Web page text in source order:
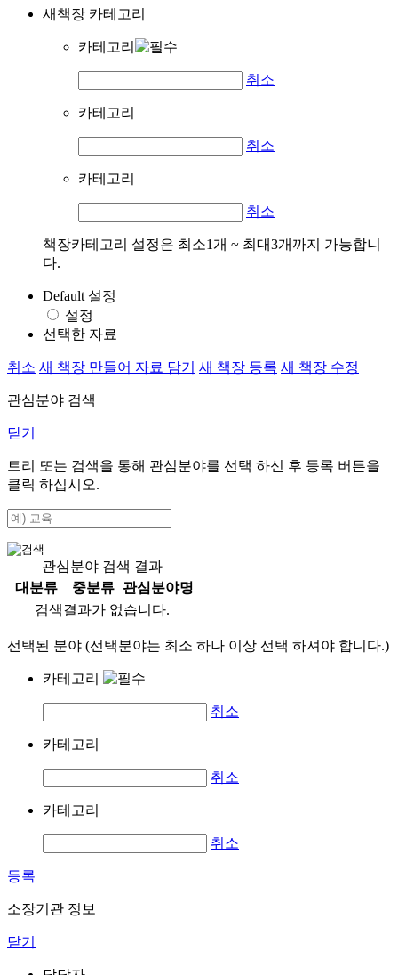
새책장 카테고리
카테고리
취소
카테고리
취소
카테고리
취소
책장카테고리 설정은 최소1개 ~ 최대3개까지 가능합니
다.
Default 설정
설정
선택한 자료
취소 새 책장 만들어 자료 담기 새 책장 등록 새 책장 수정
관심분야 검색
닫기
트리 또는 검색을 통해 관심분야를 선택 하신 후 등록 버튼을
클릭 하십시오.
관심분야 검색 결과
대분류
중분류
관심분야명
검색결과가 없습니다.
선택된 분야 (선택분야는 최소 하나 이상 선택 하셔야 합니다.)
카테고리
취소
카테고리
취소
카테고리
취소
등록
소장기관 정보
닫기